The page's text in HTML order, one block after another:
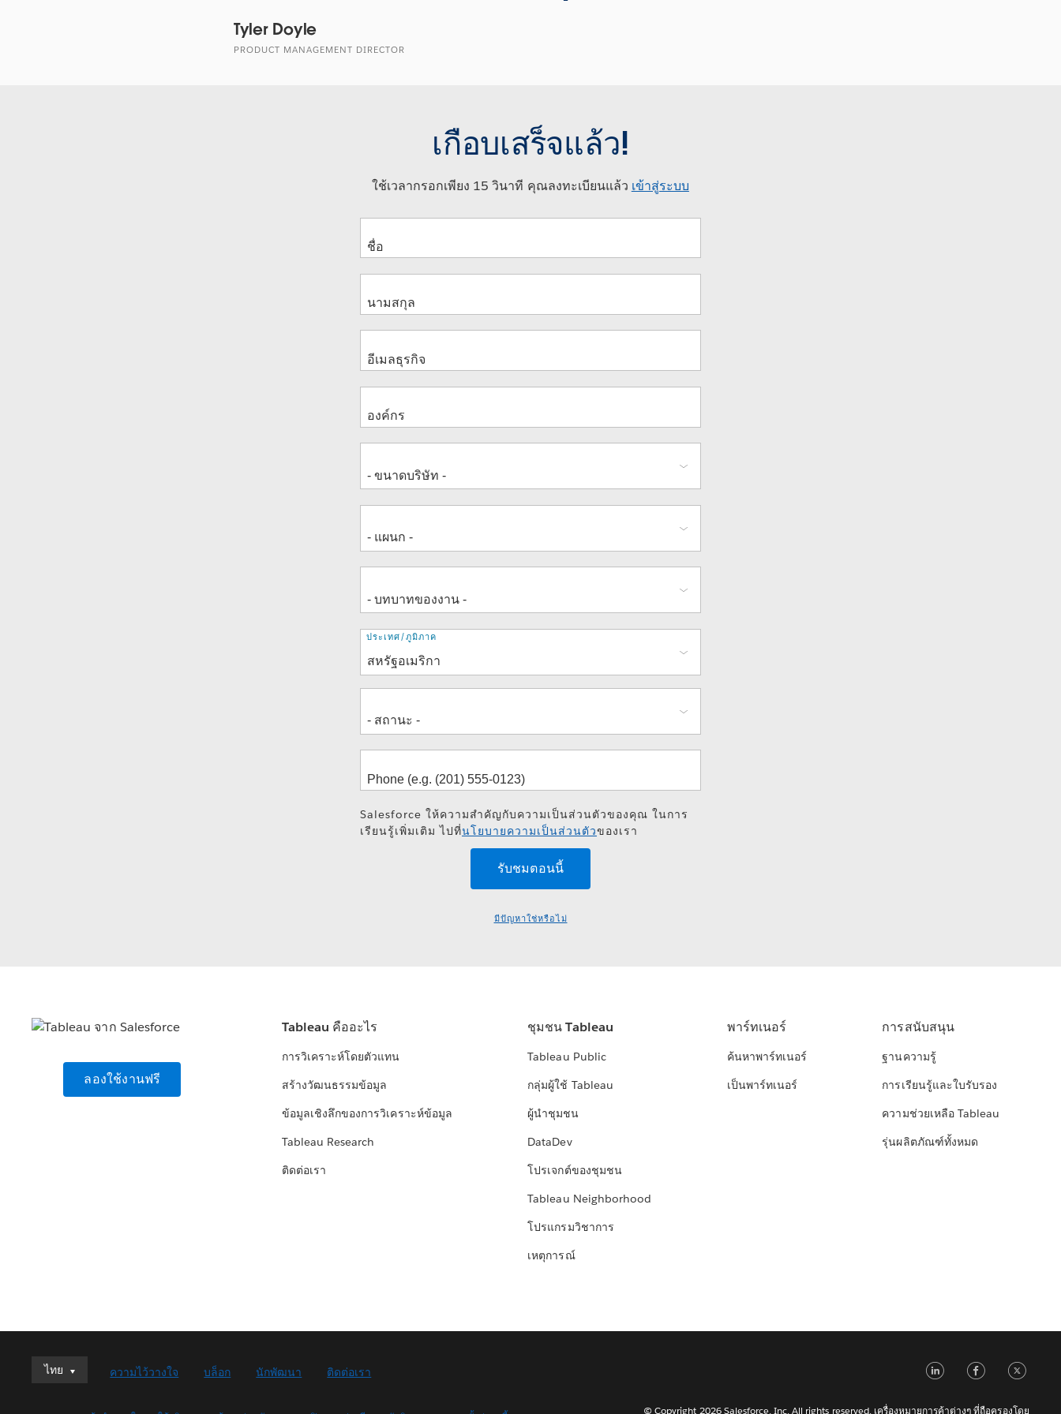
Tyler Doyle
PRODUCT MANAGEMENT DIRECTOR
เกือบเสร็จแล้ว!
ใช้เวลากรอกเพียง 15 วินาที คุณลงทะเบียนแล้ว เข้าสู่ระบบ
ที่
อยู่
ประเทศ/ภูมิภาค
Salesforce ให้ความสำคัญกับความเป็นส่วนตัวของคุณ ในการ
เรียนรู้เพิ่มเติม ไปที่นโยบายความเป็นส่วนตัวของเรา
มีปัญหาใช่หรือไม่
ลองใช้งานฟรี
Tableau คืออะไร
การวิเคราะห์โดยตัวแทน
สร้างวัฒนธรรมข้อมูล
ข้อมูลเชิงลึกของการวิเคราะห์ข้อมูล
Tableau Research
ติดต่อเรา
ชุมชน Tableau
Tableau Public
กลุ่มผู้ใช้ Tableau
ผู้นำชุมชน
DataDev
โปรเจกต์ของชุมชน
Tableau Neighborhood
โปรแกรมวิชาการ
เหตุการณ์
พาร์ทเนอร์
ค้นหาพาร์ทเนอร์
เป็นพาร์ทเนอร์
การสนับสนุน
ฐานความรู้
การเรียนรู้และใบรับรอง
ความช่วยเหลือ Tableau
รุ่นผลิตภัณฑ์ทั้งหมด
ไทย
ไทย
ความไว้วางใจ บล็อก นักพัฒนา ติดต่อเรา LinkedIn
© Copyright 2026 Salesforce, Inc. All rights reserved. เครื่องหมายการค้าต่างๆ ที่ถือครองโดย